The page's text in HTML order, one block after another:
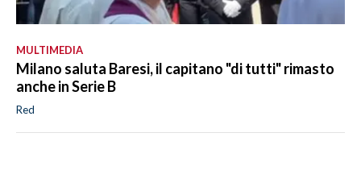
MULTIMEDIA
Milano saluta Baresi, il capitano "di tutti" rimasto
anche in Serie B
Red